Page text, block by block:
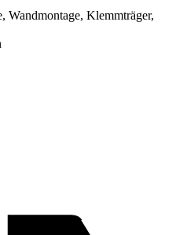
Wandmontage, Klemmträger,